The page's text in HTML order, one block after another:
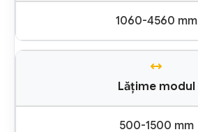
1060-4560 mm
Lățime modul
500-1500 mm